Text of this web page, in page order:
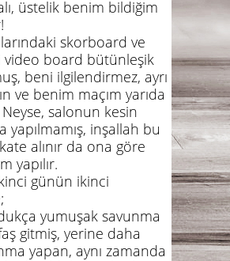
üstelik benim bildiğim
skorboard ve
video board bütünleşik
beni ilgilendirmez, ayrı
ve benim maçım yarıda
Neyse, salonun kesin
yapılmamış, inşallah bu
alınır da ona göre
yapılır.
günün ikinci
yumuşak savunma
gitmiş, yerine daha
yapan, aynı zamanda